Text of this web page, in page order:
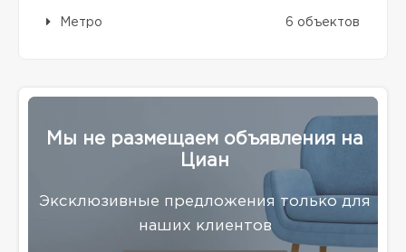
Метро 6 объектов
Мы не размещаем объявления на
Циан
Эксклюзивные предложения только для
наших клиентов